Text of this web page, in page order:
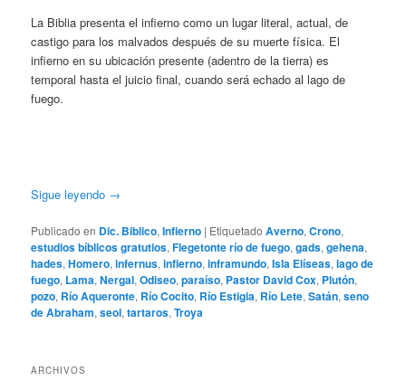
La Biblia presenta el infierno como un lugar literal, actual, de
castigo para los malvados después de su muerte física. El
infierno en su ubicación presente (adentro de la tierra) es
temporal hasta el juicio final, cuando será echado al lago de
fuego.
Sigue leyendo →
Publicado en Dic. Biblico,Infierno | Etiquetado Averno,Crono,
estudios bíblicos gratutios,Flegetonte río de fuego,gads,gehena,
hades,Homero,infernus,infierno,inframundo,Isla Elíseas,lago de
fuego, Lama,Nergal,Odiseo,paraíso, Pastor David Cox, Plutón,
pozo, Río Aqueronte, Río Cocito, Río Estigia, Río Lete,Satán,seno
de Abraham,seol,tartaros,Troya
ARCHIVOS